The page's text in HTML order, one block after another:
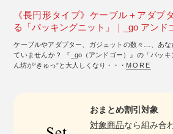
《長円形タイプ》ケーブル＋アダプ
る「パッキングニット」｜_go アンド
ケーブルやアダプター、ガジェットの数々…、あな
ていませんか？ 『_go（アンドゴー）』の「パッ
ん坊が“きゅっ”と大人しくなり・・・ MORE
おまとめ割引対象
対象商品なら組み合